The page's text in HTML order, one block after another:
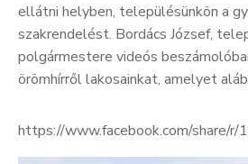
ellátni helyben, településünkön a
szakrendelést. Bordács József,
polgármestere videós
örömhírről lakosainkat, amelyet
https://www.facebook.com/share/r/